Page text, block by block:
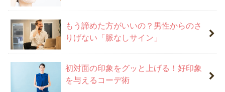
もう諦めた方がいいの？男性からのさ
りげない「脈なしサイン」
初対面の印象をグッと上げる！好印象
を与えるコーデ術